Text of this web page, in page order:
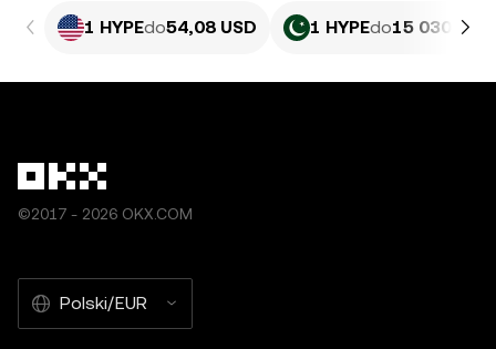
1 HYPEdo54,08 USD 1 HYPEdo15 030,77
©2017 - 2026 OKX.COM
Polski/EUR